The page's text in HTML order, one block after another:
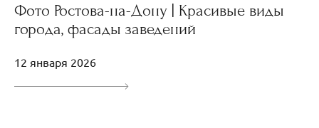
Фото Ростова-на-Дону | Красивые виды
города, фасады заведений
12 января 2026